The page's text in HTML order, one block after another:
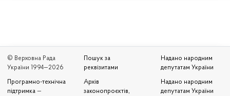
© Верховна Рада
України 1994—2026
Програмно-технічна
підтримка —
Пошук за
реквізитами
Архів
законопроєктів,
Надано народним
депутатам України
Надано народним
депутатам України